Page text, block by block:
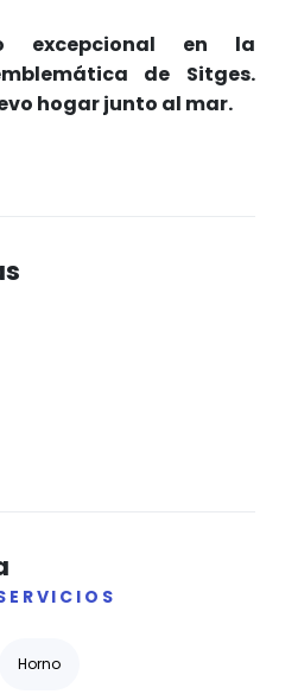
excepcional en la
de Sitges.
hogar junto al mar.
Horno